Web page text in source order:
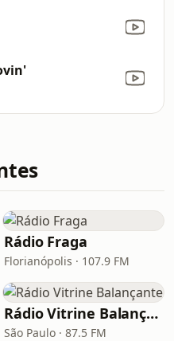
Rádio Fraga
Florianópolis · 107.9 FM
Rádio Vitrine Balançante
São Paulo · 87.5 FM